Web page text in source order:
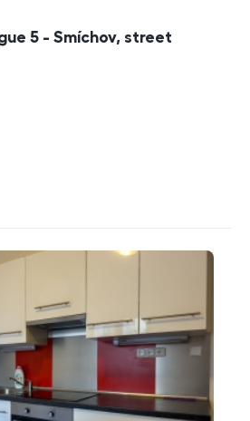
5 - Smíchov, street